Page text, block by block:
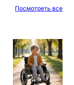
Посмотреть все